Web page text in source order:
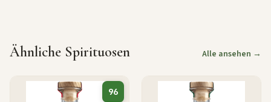
Ähnliche Spirituosen Alle ansehen →
96